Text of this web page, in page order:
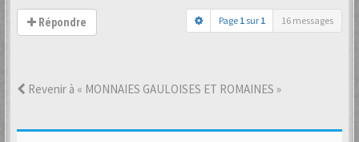
Répondre Page 1 sur 1 16 messages
Revenir à « MONNAIES GAULOISES ET ROMAINES »